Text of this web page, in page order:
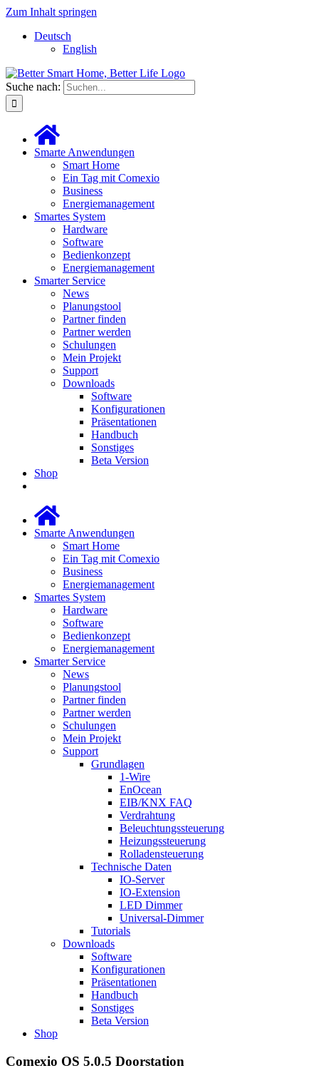
Zum Inhalt springen
Deutsch
English
Suche nach:
Smarte Anwendungen
Smart Home
Ein Tag mit Comexio
Business
Energiemanagement
Smartes System
Hardware
Software
Bedienkonzept
Energiemanagement
Smarter Service
News
Planungstool
Partner finden
Partner werden
Schulungen
Mein Projekt
Support
Downloads
Software
Konfigurationen
Präsentationen
Handbuch
Sonstiges
Beta Version
Shop
Smarte Anwendungen
Smart Home
Ein Tag mit Comexio
Business
Energiemanagement
Smartes System
Hardware
Software
Bedienkonzept
Energiemanagement
Smarter Service
News
Planungstool
Partner finden
Partner werden
Schulungen
Mein Projekt
Support
Grundlagen
1-Wire
EnOcean
EIB/KNX FAQ
Verdrahtung
Beleuchtungssteuerung
Heizungssteuerung
Rolladensteuerung
Technische Daten
IO-Server
IO-Extension
LED Dimmer
Universal-Dimmer
Tutorials
Downloads
Software
Konfigurationen
Präsentationen
Handbuch
Sonstiges
Beta Version
Shop
Comexio OS 5.0.5 Doorstation